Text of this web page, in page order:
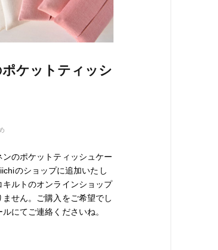
ケットティッシ
ンのポケットティッシュケー
のショップに追加いたし
キルトのオンラインショップ
せん。ご購入をご希望でし
にてご連絡くださいね。